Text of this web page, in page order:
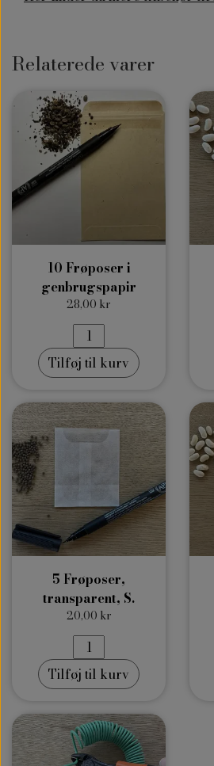
Relaterede varer
10 Frøposer i
genbrugspapir
28,00 kr
Tilføj til kurv
5 Frøposer,
transparent, S.
20,00 kr
Tilføj til kurv